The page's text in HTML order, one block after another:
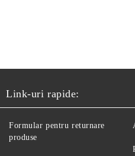
Link-uri rapide:
Formular pentru returnare
produse